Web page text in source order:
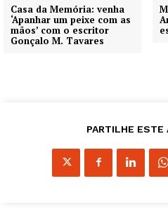
Casa da Memória: venha
‘Apanhar um peixe com as
mãos’ com o escritor
Gonçalo M. Tavares
PARTILHE ESTE